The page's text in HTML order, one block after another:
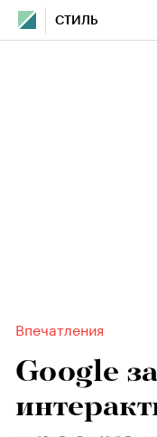
СТИЛЬ
Впечатления
Google